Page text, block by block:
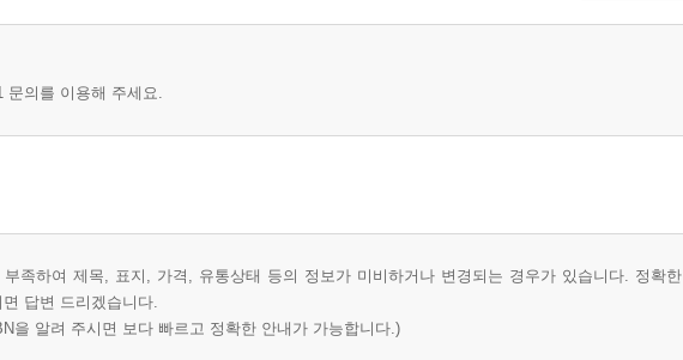
문의를 이용해 주세요.
족하여 제목, 표지, 가격, 유통상태 등의 정보가 미비하거나 변경되는 경우가 있습니다. 정확한
답변 드리겠습니다.
을 알려 주시면 보다 빠르고 정확한 안내가 가능합니다.)